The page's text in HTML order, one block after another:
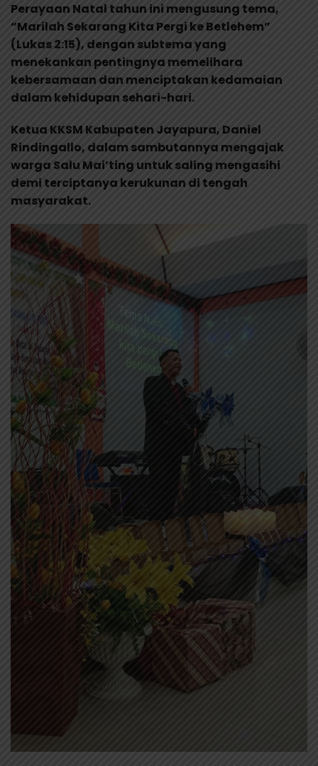
Perayaan Natal tahun ini mengusung tema,
“Marilah Sekarang Kita Pergi ke Betlehem”
(Lukas 2:15), dengan subtema yang
menekankan pentingnya memelihara
kebersamaan dan menciptakan kedamaian
dalam kehidupan sehari-hari.
Ketua KKSM Kabupaten Jayapura, Daniel
Rindingallo, dalam sambutannya mengajak
warga Salu Mai’ting untuk saling mengasihi
demi terciptanya kerukunan di tengah
masyarakat.